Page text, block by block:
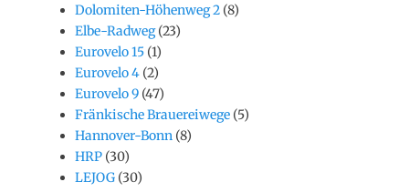
Dolomiten-Höhenweg 2 (8)
Elbe-Radweg(23)
Eurovelo 15 (1)
Eurovelo 4 (2)
Eurovelo 9 (47)
Fränkische Brauereiwege (5)
Hannover-Bonn (8)
HRP (30)
LEJOG (30)